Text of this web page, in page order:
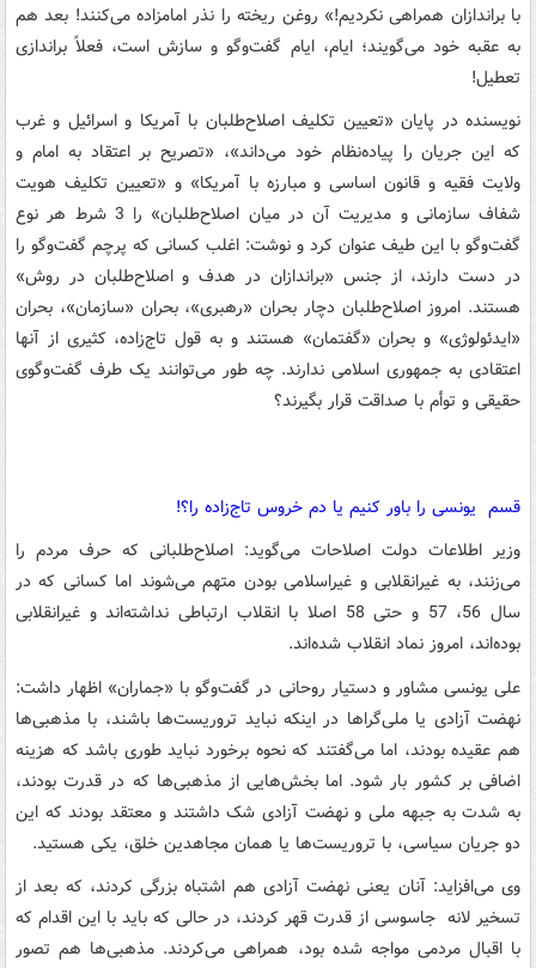
با براندازان همراهی نکردیم!» روغن ریخته را نذر امامزاده می‌کنند! بعد هم
به عقبه خود می‌گویند؛ ایام، ایام گفت‌وگو و سازش است، فعلاً براندازی
تعطیل!
نویسنده در پایان «تعیین تکلیف اصلاح‌طلبان با آمریکا و اسرائیل و غرب
که این جریان را پیاده‌نظام خود می‌داند»، «تصریح بر اعتقاد به امام و
ولایت فقیه و قانون اساسی و مبارزه با آمریکا» و «تعیین تکلیف هویت
شفاف سازمانی و مدیریت آن در میان اصلاح‌طلبان» را 3 شرط هر نوع
گفت‌وگو با این طیف عنوان کرد و نوشت: اغلب کسانی که پرچم گفت‌وگو را
در دست دارند، از جنس «براندازان در هدف و اصلاح‌طلبان در روش»
هستند. امروز اصلاح‌طلبان دچار بحران «رهبری»، بحران «سازمان»، بحران
«ایدئولوژی» و بحران «گفتمان» هستند و به قول تاج‌زاده، کثیری از آنها
اعتقادی به جمهوری اسلامی ندارند. چه طور می‌توانند یک طرف گفت‌وگوی
حقیقی و توأم با صداقت قرار بگیرند؟
قسم یونسی را باور کنیم یا دم خروس تاج‌زاده را؟!
وزیر اطلاعات دولت اصلاحات می‌گوید: اصلاح‌طلبانی که حرف مردم را
می‌زنند، به غیرانقلابی و غیراسلامی بودن متهم می‌شوند اما کسانی که در
سال 56، 57 و حتی 58 اصلا با انقلاب ارتباطی نداشته‌اند و غیرانقلابی
بوده‌اند، امروز نماد انقلاب شده‌اند.
علی یونسی مشاور و دستیار روحانی در گفت‌وگو با «جماران» اظهار داشت:
نهضت آزادی یا ملی‌گراها در اینکه نباید تروریست‌ها باشند، با مذهبی‌ها
هم عقیده بودند، اما می‌گفتند که نحوه برخورد نباید طوری باشد که هزینه
اضافی بر کشور بار شود. اما بخش‌هایی از مذهبی‌ها که در قدرت بودند،
به شدت به جبهه ملی و نهضت آزادی شک داشتند و معتقد بودند که این
دو جریان سیاسی، با تروریست‌ها یا همان مجاهدین خلق، یکی هستید.
وی می‌افزاید: آنان یعنی نهضت آزادی هم اشتباه بزرگی کردند، که بعد از
تسخیر لانه جاسوسی از قدرت قهر کردند، در حالی که باید با این اقدام که
با اقبال مردمی مواجه شده بود، همراهی می‌کردند. مذهبی‌ها هم تصور